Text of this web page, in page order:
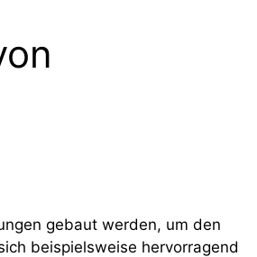
gebaut werden, um den
beispielsweise hervorragend